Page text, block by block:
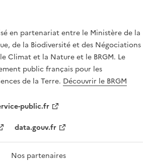
T
É
,
É
G
A
L
F
A
T
en partenariat entre le Ministère de la
de la Biodiversité et des Négociations
Climat et la Nature et le BRGM. Le
public français pour les
de la Terre. Découvrir le BRGM
public.fr
data.gouv.fr
Nos partenaires